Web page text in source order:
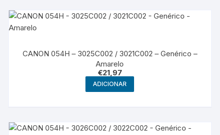
CANON 054H – 3025C002 / 3021C002 – Genérico –
Amarelo
€21,97
ADICIONAR